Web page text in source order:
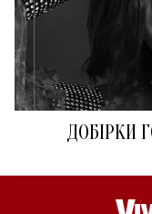
ДОБІРКИ